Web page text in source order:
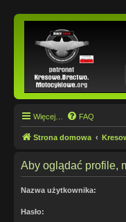
Więcej… FAQ
Strona domowa
Aby oglądać profile,
Nazwa użytkownika:
Hasło: